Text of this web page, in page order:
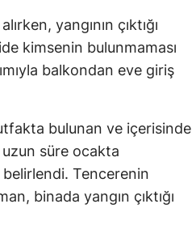
yangının çıktığı
kimsenin bulunmaması
balkondan eve giriş
bulunan ve içerisinde
süre ocakta
belirlendi. Tencerenin
binada yangın çıktığı